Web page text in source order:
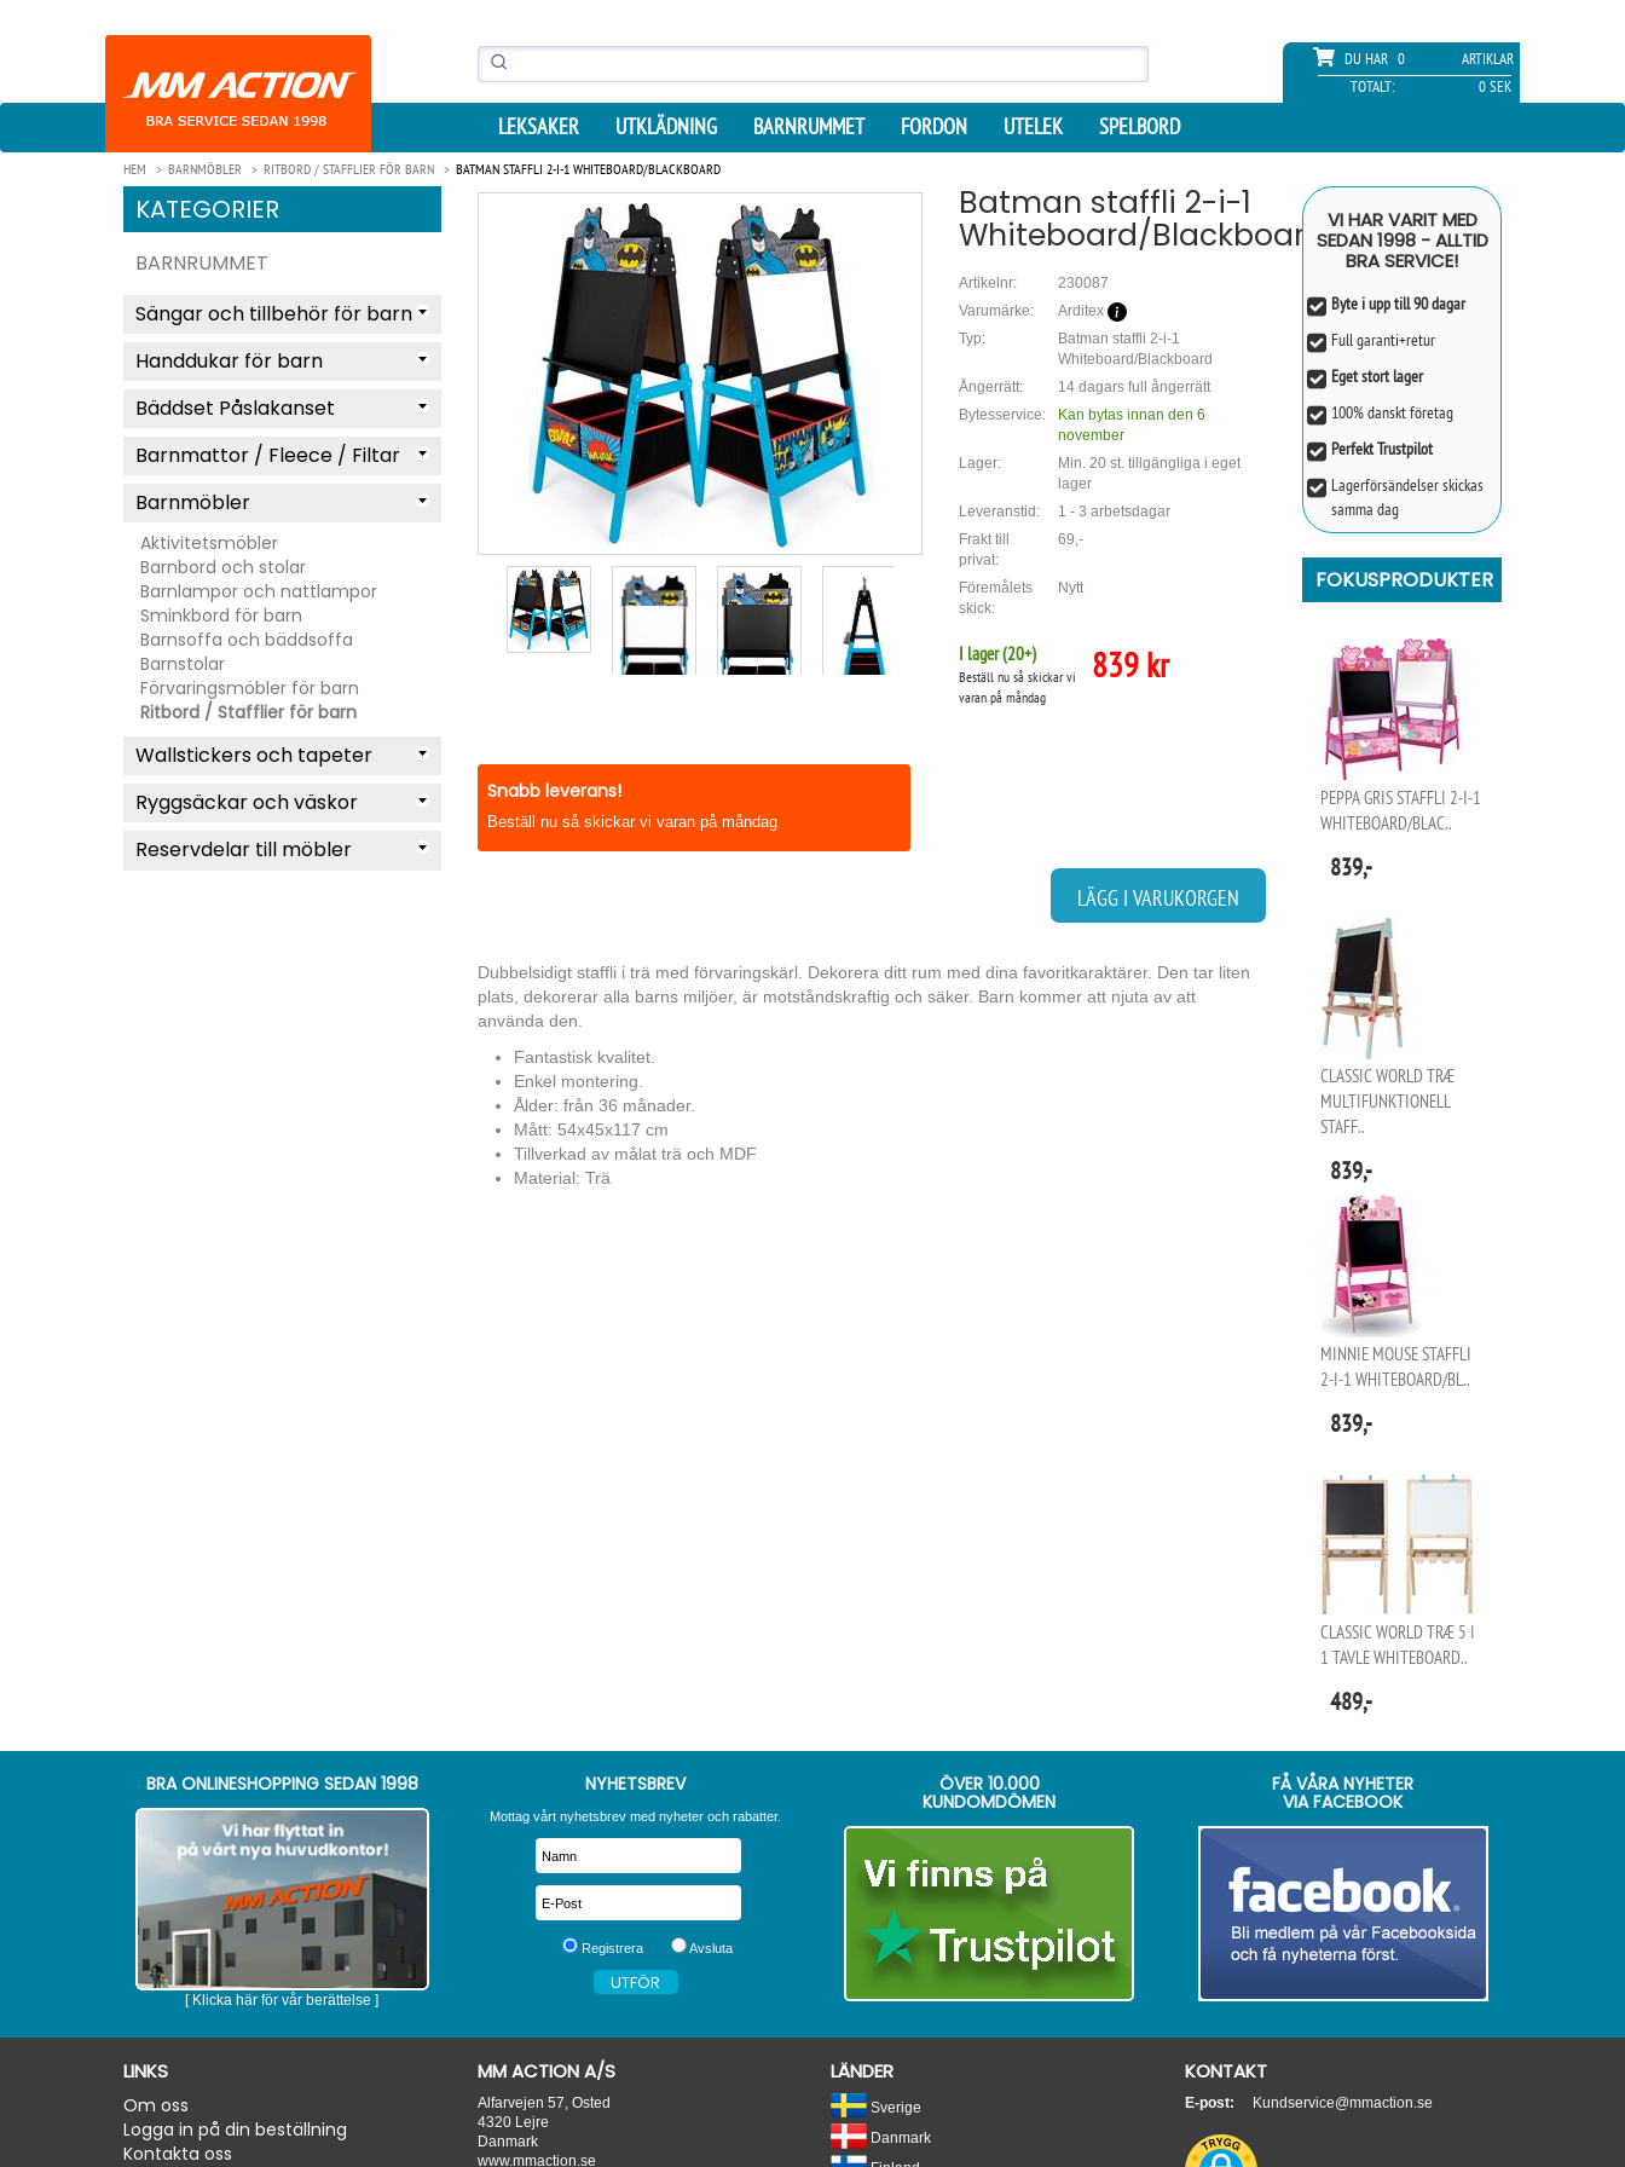
DU HAR 0
ARTIKLAR
TOTALT:
0 SEK
LEKSAKER UTKLÄDNING BARNRUMMET FORDON UTELEK SPELBORD
HEM BARNMÖBLER RITBORD / STAFFLIER FÖR BARN BATMAN STAFFLI 2-I-1 WHITEBOARD/BLACKBOARD
KATEGORIER
BARNRUMMET
Sängar och tillbehör för barn
Handdukar för barn
Bäddset Påslakanset
Barnmattor / Fleece / Filtar
Barnmöbler
Aktivitetsmöbler
Barnbord och stolar
Barnlampor och nattlampor
Sminkbord för barn
Barnsoffa och bäddsoffa
Barnstolar
Förvaringsmöbler för barn
Ritbord / Stafflier för barn
Wallstickers och tapeter
Ryggsäckar och väskor
Reservdelar till möbler
Snabb leverans!
Beställ nu så skickar vi varan på måndag
Batman staffli 2-i-1
Whiteboard/Blackboard
Artikelnr:
230087
Varumärke:
Arditex
Typ:
Batman staffli 2-i-1
Whiteboard/Blackboard
Ångerrätt:
14 dagars full ångerrätt
Bytesservice:
Kan bytas innan den 6
november
Lager:
Min. 20 st. tillgängliga i eget
lager
Leveranstid:
1 - 3 arbetsdagar
Frakt till
privat:
69,-
Föremålets
skick:
Nytt
I lager (20+)
Beställ nu så skickar vi
varan på måndag
839 kr
LÄGG I VARUKORGEN
Dubbelsidigt staffli i trä med förvaringskärl. Dekorera ditt rum med dina favoritkaraktärer. Den tar liten
plats, dekorerar alla barns miljöer, är motståndskraftig och säker. Barn kommer att njuta av att
använda den.
Fantastisk kvalitet.
Enkel montering.
Ålder: från 36 månader.
Mått: 54x45x117 cm
Tillverkad av målat trä och MDF
Material: Trä
VI HAR VARIT MED
SEDAN 1998 - ALLTID
BRA SERVICE!
Byte i upp till 90 dagar
Full garanti+retur
Eget stort lager
100% danskt företag
Perfekt Trustpilot
Lagerförsändelser skickas
samma dag
FOKUSPRODUKTER
PEPPA GRIS STAFFLI 2-I-1
WHITEBOARD/BLAC..
839,-
CLASSIC WORLD TRÆ
MULTIFUNKTIONELL
STAFF..
839,-
MINNIE MOUSE STAFFLI
2-I-1 WHITEBOARD/BL..
839,-
CLASSIC WORLD TRÆ 5 I
1 TAVLE WHITEBOARD..
489,-
BRA ONLINESHOPPING SEDAN 1998
[ Klicka här för vår berättelse ]
NYHETSBREV
Mottag vårt nyhetsbrev med nyheter och rabatter.
Registrera Avsluta
ÖVER 10.000
KUNDOMDÖMEN
FÅ VÅRA NYHETER
VIA FACEBOOK
LINKS
Om oss
Logga in på din beställning
Kontakta oss
MM ACTION A/S
Alfarvejen 57, Osted
4320 Lejre
Danmark
www.mmaction.se
LÄNDER
Sverige
Danmark
KONTAKT
E-post: Kundservice@mmaction.se